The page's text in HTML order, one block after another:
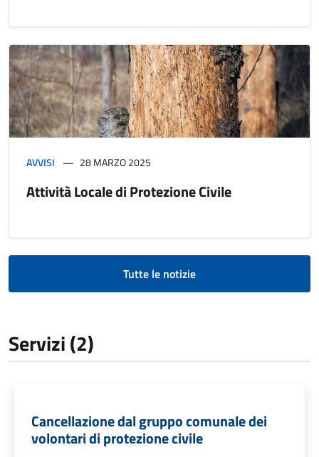
AVVISI 28 MARZO 2025
Attività Locale di Protezione Civile
Tutte le notizie
Servizi (2)
Cancellazione dal gruppo comunale dei
volontari di protezione civile